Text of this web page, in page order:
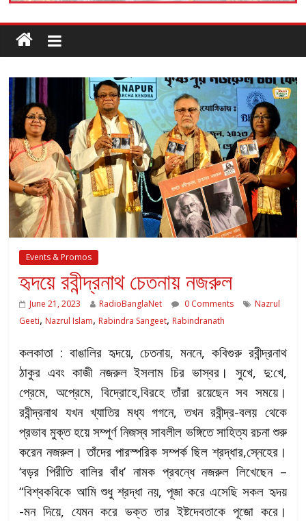
Events & Promos
হৃদয়ে রবীন্দ্রনাথ চেতনায় নজরুল
June 21, 2023 RadioBanglaNet 0 Comments
Nazrul
Geeti, Nazrul Islam, Rabindra Sangeet, Rabindranath
কলকাতা : বাঙালির হৃদয়ে, চেতনায়, মননে, কবিগুরু রবীন্দ্রনাথ
ঠাকুর এবং কাজী নজরুল ইসলাম চির ভাস্বর। সুখে, দু:খে,
প্রেমে, অপ্রেমে, বিদ্রোহে,বিরহে তাঁরা রয়েছেন সব সময়ে।
রবীন্দ্রনাথ যখন খ্যাতির মধ্য গগনে, তখন রবীন্দ্র-বলয় থেকে
প্রভাব মুক্ত হয়ে সম্পূর্ণ নিজস্ব সাবলীল ভঙ্গিতে সাহিত্য রচনা শুরু
করেন নজরুল। তাঁদের পারস্পরিক সম্পর্ক ছিল শ্রদ্ধার,স্নেহের।
‘বড়র পিরীতি বালির বাঁধ’ নামক প্রবন্ধে নজরুল লিখেছেন –
“বিশ্বকবিকে আমি শুধু শ্রদ্ধা নয়, পূজা করে এসেছি সকল হৃদয়
-মন দিয়ে, যেমন করে ভক্ত তার ইষ্টদেবতাকে পূজো করে।